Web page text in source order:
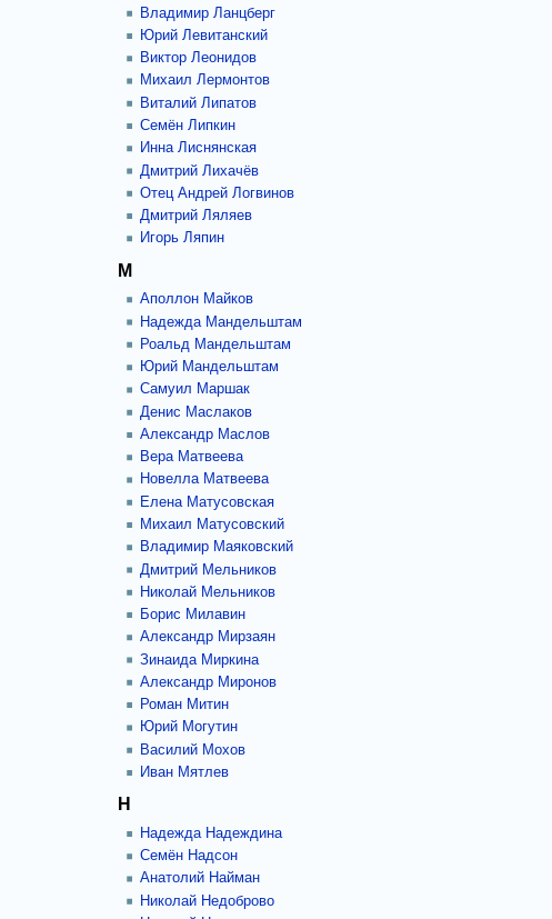
Владимир Ланцберг
Юрий Левитанский
Виктор Леонидов
Михаил Лермонтов
Виталий Липатов
Семён Липкин
Инна Лиснянская
Дмитрий Лихачёв
Отец Андрей Логвинов
Дмитрий Ляляев
Игорь Ляпин
М
Аполлон Майков
Надежда Мандельштам
Роальд Мандельштам
Юрий Мандельштам
Самуил Маршак
Денис Маслаков
Александр Маслов
Вера Матвеева
Новелла Матвеева
Елена Матусовская
Михаил Матусовский
Владимир Маяковский
Дмитрий Мельников
Николай Мельников
Борис Милавин
Александр Мирзаян
Зинаида Миркина
Александр Миронов
Роман Митин
Юрий Могутин
Василий Мохов
Иван Мятлев
Н
Надежда Надеждина
Семён Надсон
Анатолий Найман
Николай Недоброво